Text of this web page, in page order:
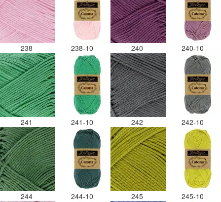
238 238-10 240 240-10
241 241-10 242 242-10
244 244-10 245 245-10